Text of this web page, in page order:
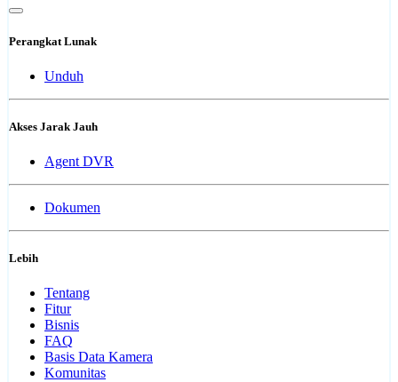
Perangkat Lunak
Unduh
Akses Jarak Jauh
Agent DVR
Dokumen
Lebih
Tentang
Fitur
Bisnis
FAQ
Basis Data Kamera
Komunitas